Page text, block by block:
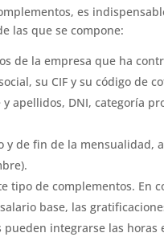
es
las que se compone:
de la empresa que ha
su CIF y su código de
apellidos, DNI, categoría
de fin de la mensualidad,
tipo de complementos. En
base, las
integrarse las horas